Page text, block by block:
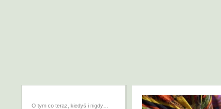
O tym co teraz, kiedyś i nigdy…